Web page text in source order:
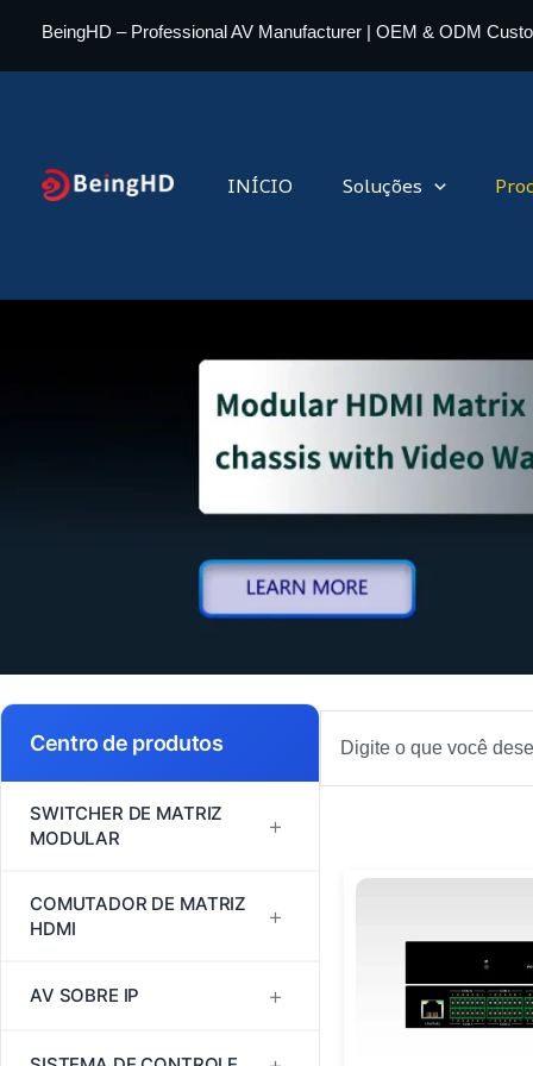
BeingHD – Professional AV Manufacturer | OEM & ODM
INÍCIO Soluções
Centro de produtos
SWITCHER DE MATRIZ
MODULAR
+
Série FM
COMUTADOR DE MATRIZ
HDMI
+
Comutador de matriz HDMI
AV SOBRE IP +
H264/H265